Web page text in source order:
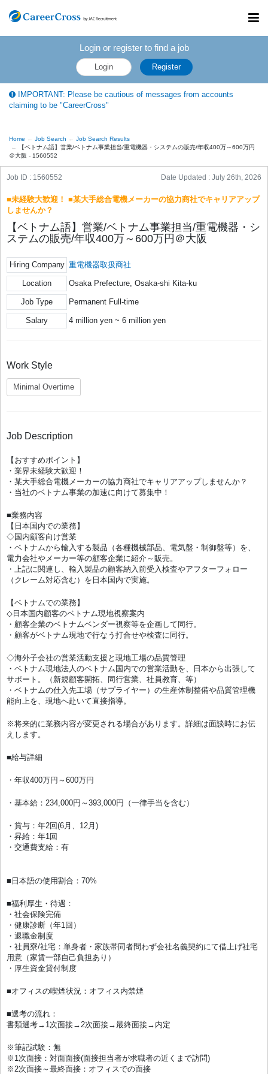
Login or register to find a job
Login Register
IMPORTANT: Please be cautious of messages from accounts
claiming to be "CareerCross"
Home Job Search
Job Search Results
【ベトナム語】営業/ベトナム事業担当/重電機器・システムの販売/年収400万～600万円
＠大阪 - 1560552
Job ID : 1560552 Date Updated : July 26th, 2026
■未経験大歓迎！ ■某大手総合電機メーカーの協力商社でキャリアアップ
しませんか？
【ベトナム語】営業/ベトナム事業担当/重電機器・シ
ステムの販売/年収400万～600万円＠大阪
Hiring Company 重電機器取扱商社
Location Osaka Prefecture, Osaka-shi Kita-ku
Job Type Permanent Full-time
Salary 4 million yen ~ 6 million yen
Work Style
Minimal Overtime
Job Description
【おすすめポイント】
・業界未経験大歓迎！
・某大手総合電機メーカーの協力商社でキャリアアップしませんか？
・当社のベトナム事業の加速に向けて募集中！
■業務内容
【日本国内での業務】
◇国内顧客向け営業
・ベトナムから輸入する製品（各種機械部品、電気盤・制御盤等）を、
電力会社やメーカー等の顧客企業に紹介～販売。
・上記に関連し、輸入製品の顧客納入前受入検査やアフターフォロー
（クレーム対応含む）を日本国内で実施。
【ベトナムでの業務】
◇日本国内顧客のベトナム現地視察案内
・顧客企業のベトナムベンダー視察等を企画して同行。
・顧客がベトナム現地で行なう打合せや検査に同行。
◇海外子会社の営業活動支援と現地工場の品質管理
・ベトナム現地法人のベトナム国内での営業活動を、日本から出張して
サポート。（新規顧客開拓、同行営業、社員教育、等）
・ベトナムの仕入先工場（サプライヤー）の生産体制整備や品質管理機
能向上を、現地へ赴いて直接指導。
※将来的に業務内容が変更される場合があります。詳細は面談時にお伝
えします。
■給与詳細
・年収400万円～600万円
・基本給：234,000円～393,000円（一律手当を含む）
・賞与：年2回(6月、12月)
・昇給：年1回
・交通費支給：有
■日本語の使用割合：70%
■福利厚生・待遇：
・社会保険完備
・健康診断（年1回）
・退職金制度
・社員寮/社宅：単身者・家族帯同者問わず会社名義契約にて借上げ社宅
用意（家賃一部自己負担あり）
・厚生資金貸付制度
■オフィスの喫煙状況：オフィス内禁煙
■選考の流れ：
書類選考→1次面接→2次面接→最終面接→内定
※筆記試験：無
※1次面接：対面面接(面接担当者が求職者の近くまで訪問)
※2次面接～最終面接：オフィスでの面接